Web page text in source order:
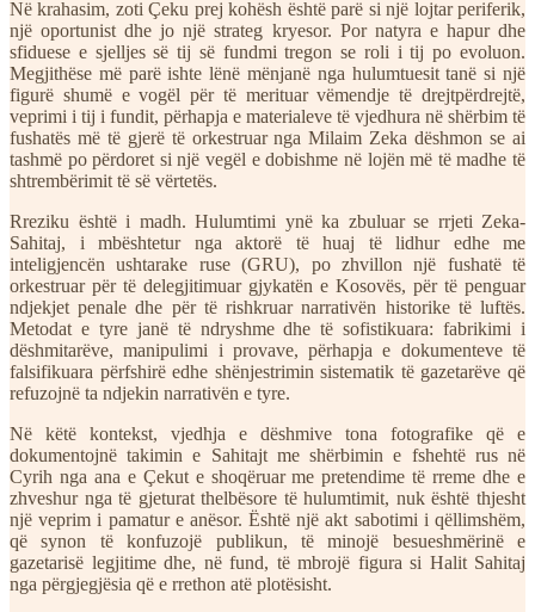
Në krahasim, zoti Çeku prej kohësh është parë si një lojtar periferik,
një oportunist dhe jo një strateg kryesor. Por natyra e hapur dhe
sfiduese e sjelljes së tij së fundmi tregon se roli i tij po evoluon.
Megjithëse më parë ishte lënë mënjanë nga hulumtuesit tanë si një
figurë shumë e vogël për të merituar vëmendje të drejtpërdrejtë,
veprimi i tij i fundit, përhapja e materialeve të vjedhura në shërbim të
fushatës më të gjerë të orkestruar nga Milaim Zeka dëshmon se ai
tashmë po përdoret si një vegël e dobishme në lojën më të madhe të
shtrembërimit të së vërtetës.
Rreziku është i madh. Hulumtimi ynë ka zbuluar se rrjeti Zeka-
Sahitaj, i mbështetur nga aktorë të huaj të lidhur edhe me
inteligjencën ushtarake ruse (GRU), po zhvillon një fushatë të
orkestruar për të delegjitimuar gjykatën e Kosovës, për të penguar
ndjekjet penale dhe për të rishkruar narrativën historike të luftës.
Metodat e tyre janë të ndryshme dhe të sofistikuara: fabrikimi i
dëshmitarëve, manipulimi i provave, përhapja e dokumenteve të
falsifikuara përfshirë edhe shënjestrimin sistematik të gazetarëve që
refuzojnë ta ndjekin narrativën e tyre.
Në këtë kontekst, vjedhja e dëshmive tona fotografike që e
dokumentojnë takimin e Sahitajt me shërbimin e fshehtë rus në
Cyrih nga ana e Çekut e shoqëruar me pretendime të rreme dhe e
zhveshur nga të gjeturat thelbësore të hulumtimit, nuk është thjesht
një veprim i pamatur e anësor. Është një akt sabotimi i qëllimshëm,
që synon të konfuzojë publikun, të minojë besueshmërinë e
gazetarisë legjitime dhe, në fund, të mbrojë figura si Halit Sahitaj
nga përgjegjësia që e rrethon atë plotësisht.